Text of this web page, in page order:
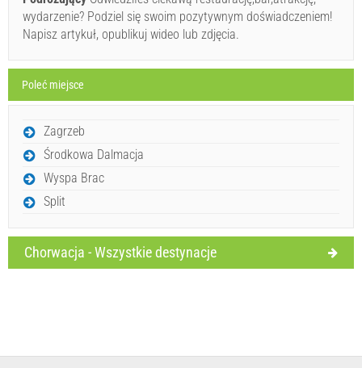
wydarzenie? Podziel się swoim pozytywnym doświadczeniem!
Napisz artykuł, opublikuj wideo lub zdjęcia.
Poleć miejsce
Zagrzeb
Środkowa Dalmacja
Wyspa Brac
Split
Chorwacja - Wszystkie destynacje